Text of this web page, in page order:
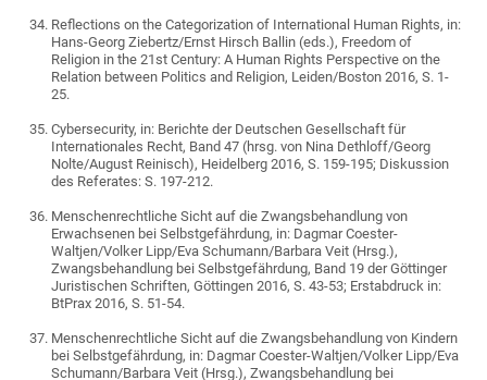
Reflections on the Categorization of International Human Rights, in:
Hans-Georg Ziebertz/Ernst Hirsch Ballin (eds.), Freedom of
Religion in the 21st Century: A Human Rights Perspective on the
Relation between Politics and Religion, Leiden/Boston 2016, S. 1-
25.
Cybersecurity, in: Berichte der Deutschen Gesellschaft für
Internationales Recht, Band 47 (hrsg. von Nina Dethloff/Georg
Nolte/August Reinisch), Heidelberg 2016, S. 159-195; Diskussion
des Referates: S. 197-212.
Menschenrechtliche Sicht auf die Zwangsbehandlung von
Erwachsenen bei Selbstgefährdung, in: Dagmar Coester-
Waltjen/Volker Lipp/Eva Schumann/Barbara Veit (Hrsg.),
Zwangsbehandlung bei Selbstgefährdung, Band 19 der Göttinger
Juristischen Schriften, Göttingen 2016, S. 43-53; Erstabdruck in:
BtPrax 2016, S. 51-54.
Menschenrechtliche Sicht auf die Zwangsbehandlung von Kindern
bei Selbstgefährdung, in: Dagmar Coester-Waltjen/Volker Lipp/Eva
Schumann/Barbara Veit (Hrsg.), Zwangsbehandlung bei